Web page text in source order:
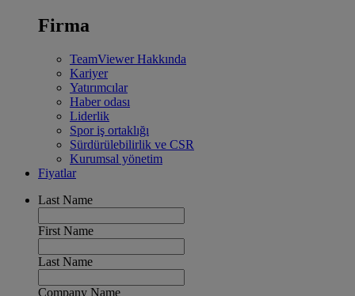
Firma
TeamViewer Hakkında
Kariyer
Yatırımcılar
Haber odası
Liderlik
Spor iş ortaklığı
Sürdürülebilirlik ve CSR
Kurumsal yönetim
Fiyatlar
Last Name
First Name
Last Name
Company Name